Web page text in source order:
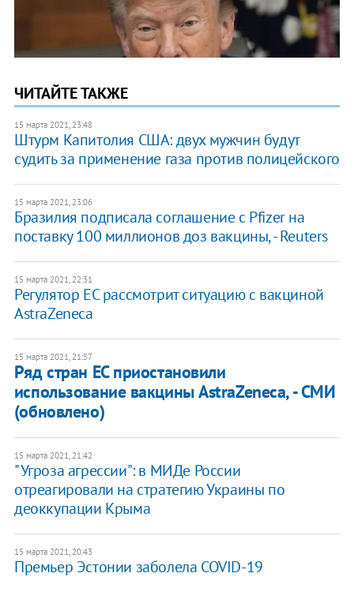
ЧИТАЙТЕ ТАКЖЕ
15 марта 2021, 23:48
Штурм Капитолия США: двух мужчин будут
судить за применение газа против полицейского
15 марта 2021, 23:06
Бразилия подписала соглашение с Pfizer на
поставку 100 миллионов доз вакцины, - Reuters
15 марта 2021, 22:31
Регулятор ЕС рассмотрит ситуацию с вакциной
AstraZeneca
15 марта 2021, 21:57
Ряд стран ЕС приостановили
использование вакцины AstraZeneca, - СМИ
(обновлено)
15 марта 2021, 21:42
"Угроза агрессии": в МИДе России
отреагировали на стратегию Украины по
деоккупации Крыма
15 марта 2021, 20:43
Премьер Эстонии заболела COVID-19